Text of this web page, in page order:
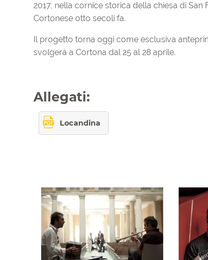
2017, nella cornice storica della chiesa di
Cortonese otto secoli fa.
Il progetto torna oggi come esclusiva
svolgerà a Cortona dal 25 al 28 aprile.
Allegati:
Locandina